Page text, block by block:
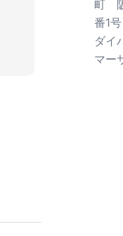
町
番1号
ダイ
マー